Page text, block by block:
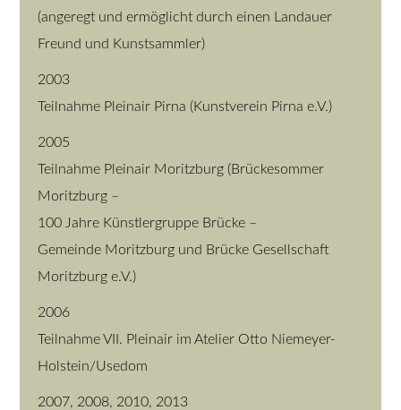
(angeregt und ermöglicht durch einen Landauer
Freund und Kunstsammler)
2003
Teilnahme Pleinair Pirna (Kunstverein Pirna e.V.)
2005
Teilnahme Pleinair Moritzburg (Brückesommer
Moritzburg –
100 Jahre Künstlergruppe Brücke –
Gemeinde Moritzburg und Brücke Gesellschaft
Moritzburg e.V.)
2006
Teilnahme VII. Pleinair im Atelier Otto Niemeyer-
Holstein/Usedom
2007, 2008, 2010, 2013